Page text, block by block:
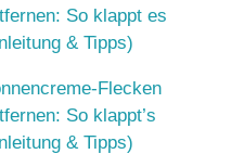
So klappt es
& Tipps)
Flecken
So klappt’s
& Tipps)